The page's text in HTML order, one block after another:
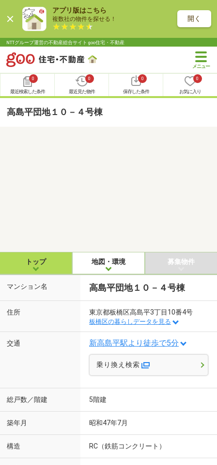
アプリ版はこちら
複数社の物件を探せる！ 開く
NTTグループ運営の不動産総合サイト goo住宅・不動産
0
最近検索した条件
0
最近見た物件
0
保存した条件
0
お気に入り
高島平団地１０－４号棟
トップ 地図・環境 募集物件
マンション名 高島平団地１０－４号棟
住所 東京都板橋区高島平3丁目10番4号
板橋区の暮らしデータを見る
交通 新高島平駅より徒歩で5分
乗り換え検索
総戸数／階建 5階建
築年月 昭和47年7月
構造 RC（鉄筋コンクリート）